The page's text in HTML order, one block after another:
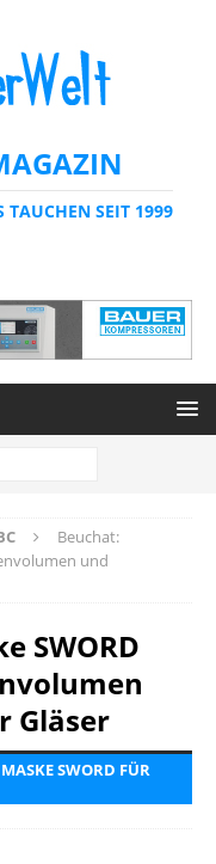
SEIT 1999
Beuchat:
und
SWORD
Gläser
SWORD FÜR